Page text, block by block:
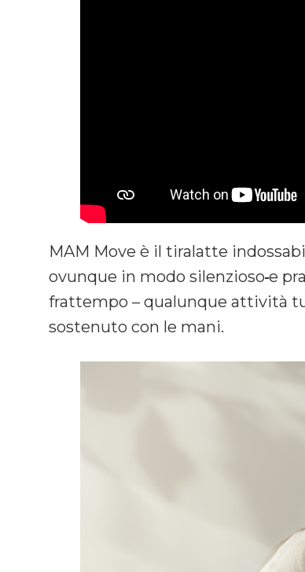
MAM Move è il tiralatte
ovunque in modo silenzioso e
frattempo – qualunque attività
sostenuto con le mani.